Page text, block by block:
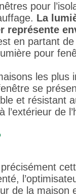
pour
La
représente
en partant
pour
les plus
se
et résistant
l’extérieur de
de la maison